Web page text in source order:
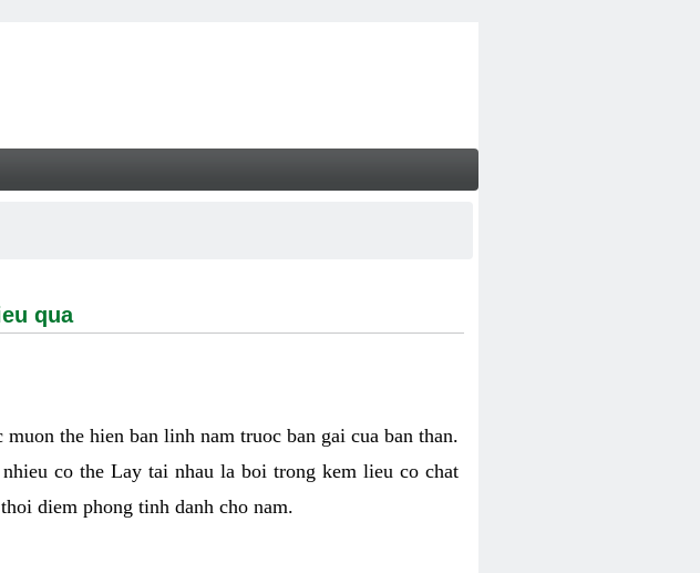
qua
the hien ban linh nam truoc ban gai cua ban than.
co the Lay tai nhau la boi trong kem lieu co chat
diem phong tinh danh cho nam.